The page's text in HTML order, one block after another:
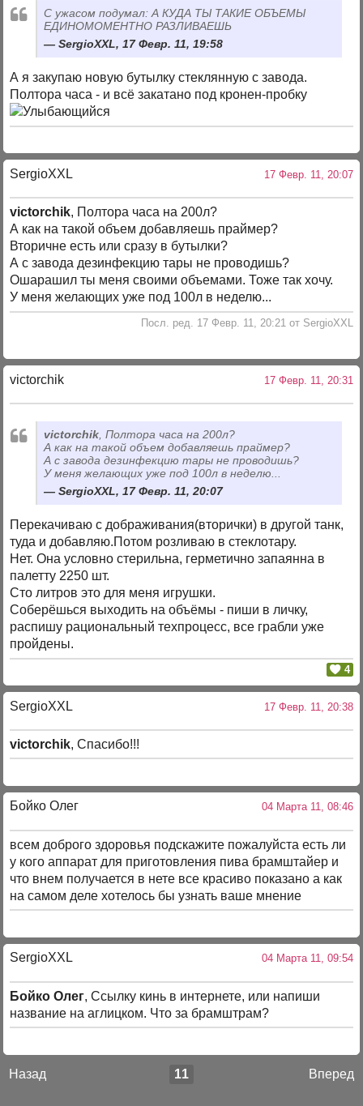
С ужасом подумал: А КУДА ТЫ ТАКИЕ ОБЪЕМЫ
ЕДИНОМОМЕНТНО РАЗЛИВАЕШЬ
SergioXXL, 17 Февр. 11, 19:58
А я закупаю новую бутылку стеклянную с завода.
Полтора часа - и всё закатано под кронен-пробку
SergioXXL 17 Февр. 11, 20:07
victorchik, Полтора часа на 200л?
А как на такой объем добавляешь праймер?
Вторичне есть или сразу в бутылки?
А с завода дезинфекцию тары не проводишь?
Ошарашил ты меня своими объемами. Тоже так хочу.
У меня желающих уже под 100л в неделю...
Посл. ред. 17 Февр. 11, 20:21 от SergioXXL
victorchik 17 Февр. 11, 20:31
victorchik, Полтора часа на 200л?
А как на такой объем добавляешь праймер?
А с завода дезинфекцию тары не проводишь?
У меня желающих уже под 100л в неделю...
SergioXXL, 17 Февр. 11, 20:07
Перекачиваю с дображивания(вторички) в другой танк,
туда и добавляю.Потом розливаю в стеклотару.
Нет. Она условно стерильна, герметично запаянна в
палетту 2250 шт.
Сто литров это для меня игрушки.
Соберёшься выходить на объёмы - пиши в личку,
распишу рациональный техпроцесс, все грабли уже
пройдены.
4
SergioXXL 17 Февр. 11, 20:38
victorchik, Спасибо!!!
Бойко Олег 04 Марта 11, 08:46
всем доброго здоровья подскажите пожалуйста есть ли
у кого аппарат для приготовления пива брамштайер и
что внем получается в нете все красиво показано а как
на самом деле хотелось бы узнать ваше мнение
SergioXXL 04 Марта 11, 09:54
Бойко Олег, Ссылку кинь в интернете, или напиши
название на аглицком. Что за брамштрам?
Назад Вперед
11